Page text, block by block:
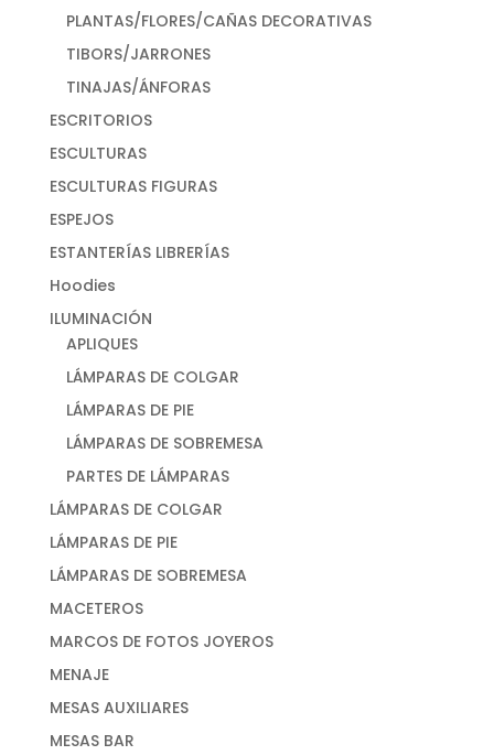
PLANTAS/FLORES/CAÑAS DECORATIVAS
TIBORS/JARRONES
TINAJAS/ÁNFORAS
ESCRITORIOS
ESCULTURAS
ESCULTURAS FIGURAS
ESPEJOS
ESTANTERÍAS LIBRERÍAS
Hoodies
ILUMINACIÓN
APLIQUES
LÁMPARAS DE COLGAR
LÁMPARAS DE PIE
LÁMPARAS DE SOBREMESA
PARTES DE LÁMPARAS
LÁMPARAS DE COLGAR
LÁMPARAS DE PIE
LÁMPARAS DE SOBREMESA
MACETEROS
MARCOS DE FOTOS JOYEROS
MENAJE
MESAS AUXILIARES
MESAS BAR